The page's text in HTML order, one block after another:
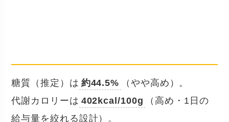
糖質（推定）は 約44.5%
（やや高め）。
代謝カロリーは 402kcal/100g
（高め・1日の
給与量を絞れる設計）。